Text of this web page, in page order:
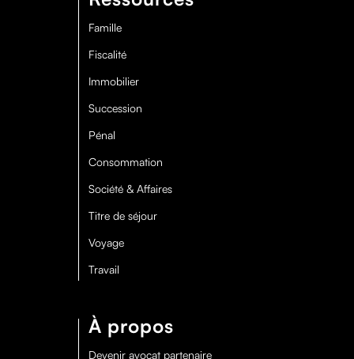
Famille
Fiscalité
Immobilier
Succession
Pénal
Consommation
Société & Affaires
Titre de séjour
Voyage
Travail
À propos
Devenir avocat partenaire